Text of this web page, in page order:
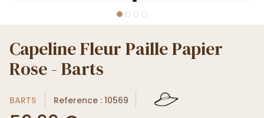
Capeline Fleur Paille Papier
Rose - Barts
BARTS Reference : 10569